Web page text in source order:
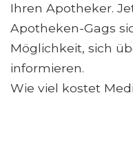
Ihren Apotheker.
Apotheken-Gags
Möglichkeit, sich
informieren.
Wie viel kostet